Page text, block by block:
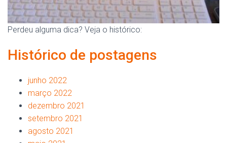
Perdeu alguma dica? Veja o histórico:
Histórico de postagens
junho 2022
março 2022
dezembro 2021
setembro 2021
agosto 2021